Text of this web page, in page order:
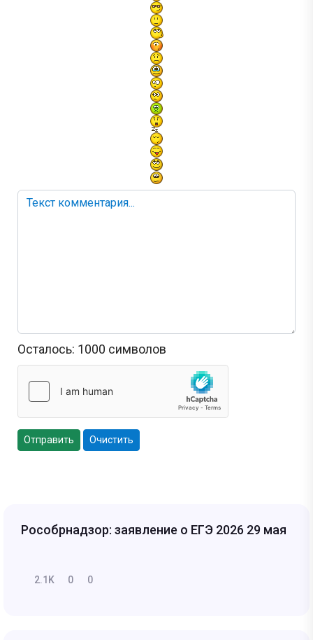
Осталось: 1000 символов
Отправить Очистить
Рособрнадзор: заявление о ЕГЭ 2026 29 мая
2.1K 0 0